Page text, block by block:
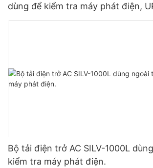
dùng để kiểm tra máy phát điện,
và năng lượng tái tạo.
Bộ tải điện trở AC SILV-1000L
kiểm tra máy phát điện.